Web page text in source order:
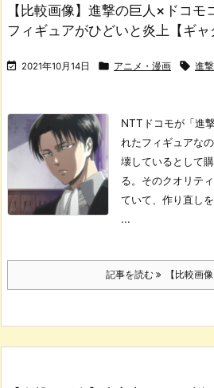
【比較画像】進撃の巨人×ドコ
フィギュアがひどいと炎上【ギャ
 2021年10月14日  アニメ・漫画  進
NTTドコモが「進
れたフィギュアな
壊しているとして
る。 そのクオリテ
ていて、作り直し
...
記事を読む 【比較画像